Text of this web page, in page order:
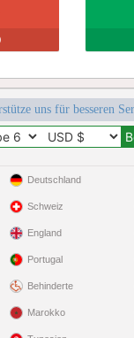
uns für besseren
Deutschland
Schweiz
England
Portugal
Behinderte
Marokko